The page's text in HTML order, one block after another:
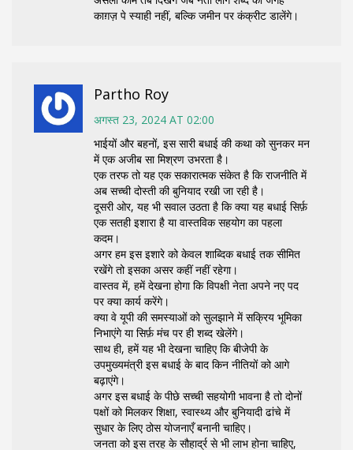
काग़ज़ पे स्याही नहीं, बल्कि जमीन पर कंक्रीट डालेंगे।
Partho Roy
अगस्त 23, 2024 AT 02:00
भाईयों और बहनों, इस सारी बधाई की कथा को सुनकर मन
में एक अजीब सा मिश्रण उभरता है।
एक तरफ तो यह एक सकारात्मक संकेत है कि राजनीति में
अब सच्ची दोस्ती की बुनियाद रखी जा रही है।
दूसरी ओर, यह भी सवाल उठता है कि क्या यह बधाई सिर्फ़
एक सतही इशारा है या वास्तविक सहयोग का पहला
कदम।
अगर हम इस इशारे को केवल शाब्दिक बधाई तक सीमित
रखेंगे तो इसका असर कहीं नहीं रहेगा।
वास्तव में, हमें देखना होगा कि विपक्षी नेता अपने नए पद
पर क्या कार्य करेंगे।
क्या वे यूपी की समस्याओं को सुलझाने में सक्रिय भूमिका
निभाएंगे या सिर्फ़ मंच पर ही शब्द खेलेंगे।
साथ ही, हमें यह भी देखना चाहिए कि बीजेपी के
उपमुख्यमंत्री इस बधाई के बाद किन नीतियों को आगे
बढ़ाएंगे।
अगर इस बधाई के पीछे सच्ची सहयोगी भावना है तो दोनों
पक्षों को मिलकर शिक्षा, स्वास्थ्य और बुनियादी ढांचे में
सुधार के लिए ठोस योजनाएँ बनानी चाहिए।
जनता को इस तरह के सौहार्द्र से भी लाभ होना चाहिए,